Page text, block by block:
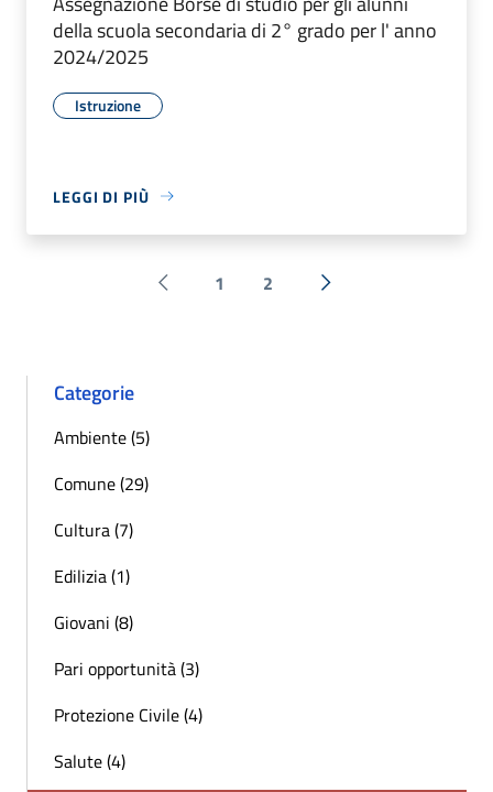
della scuola secondaria di 2° grado per l' anno
2024/2025
Istruzione
LEGGI DI PIÙ
Pagina precedente
1 2 Successiva »
Categorie
Ambiente (5)
Comune (29)
Cultura (7)
Edilizia (1)
Giovani (8)
Pari opportunità (3)
Protezione Civile (4)
Salute (4)